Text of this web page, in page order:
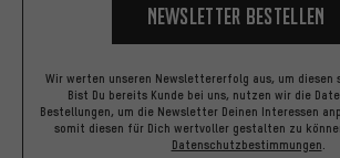
Newsletter bestellen
Wir werten unseren Newslettererfolg aus, um diesen
Bist Du bereits Kunde bei uns, nutzen wir die
Bestellungen, um die Newsletter Deinen Interessen
somit diesen für Dich wertvoller gestalten zu
Datenschutzbestimmungen.